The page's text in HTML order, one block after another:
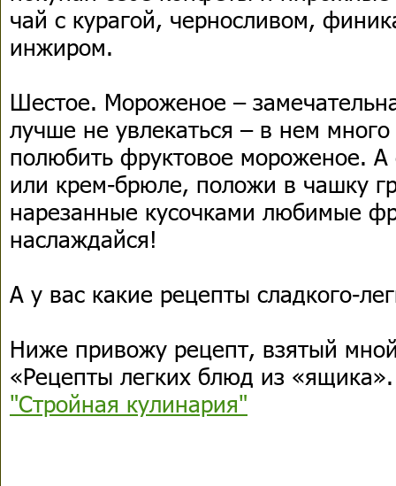
чай с курагой, черносливом,
инжиром.
Шестое. Мороженое –
лучше не увлекаться – в нем
полюбить фруктовое мороженое. А
или крем-брюле, положи в чашку
нарезанные кусочками любимые
наслаждайся!
А у вас какие рецепты сладкого-
Ниже привожу рецепт, взятый
«Рецепты легких блюд из
"Стройная кулинария"